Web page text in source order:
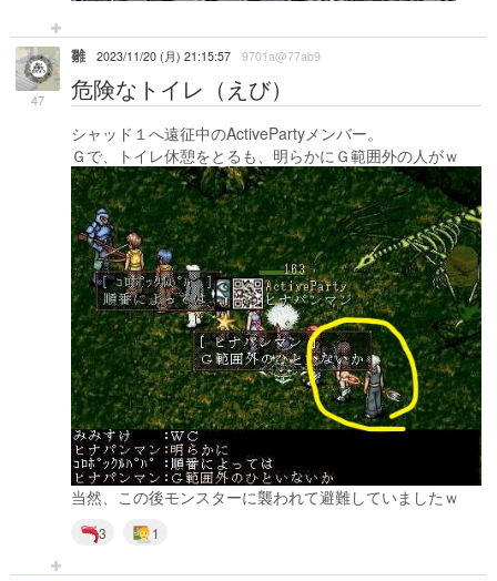
47
雛 2023/11/20 (月) 21:15:57 9701a@77ab9
危険なトイレ（えび）
シャッド１へ遠征中のActivePartyメンバー。
Ｇで、トイレ休憩をとるも、明らかにＧ範囲外の人がｗ
当然、この後モンスターに襲われて避難していましたｗ
3 1